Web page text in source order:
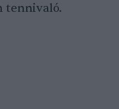
tennivaló.